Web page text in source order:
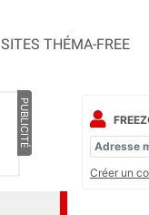
SITES THÉMA-FREE
PUBLICITÉ
Créer un